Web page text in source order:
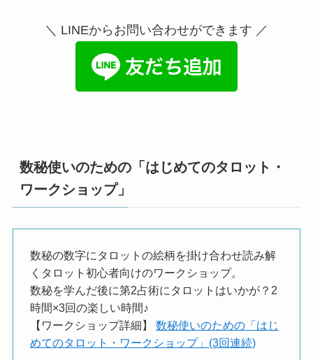
＼ LINEからお問い合わせができます ／
数秘使いのための「はじめてのタロット・
ワークショップ」
数秘の数字にタロットの絵柄を掛け合わせ読み解
くタロット初心者向けのワークショップ。
数秘を学んだ後に第2占術にタロットはいかが？2
時間×3回の楽しい時間♪
【ワークショップ詳細】数秘使いのための「はじ
めてのタロット・ワークショップ」(3回連続)